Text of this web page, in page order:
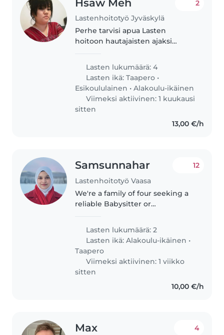
Hsaw Meh
Lastenhoitotyö Jyväskylä
2
Perhe tarvisi apua Lasten
hoitoon hautajaisten ajaksi
todella iloisia ja itse ohjautuvia ja
kohteliaita. Yhdellä lapsista
autismin diagnoosi, mutta lapsi..
Lasten lukumäärä: 4
Lasten ikä:Taapero •
Esikoululainen •Alakoulu-ikäinen
Viimeksi aktiivinen: 1 kuukausi
sitten
13,00 €/h
Samsunnahar
Lastenhoitotyö Vaasa
12
We're a family of four seeking a
reliable Babysitter or
energetic children, a
gradeschooler and a toddler. Our
kids are playful, curious, and full
of..
Lasten lukumäärä: 2
Lasten ikä:Alakoulu-ikäinen •
Taapero
Viimeksi aktiivinen: 1 viikko
sitten
10,00 €/h
Max 4